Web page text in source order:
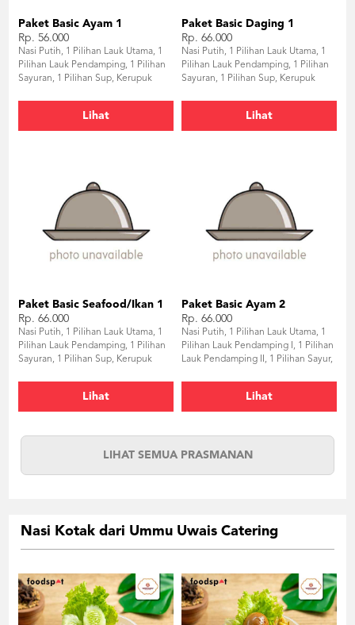
Paket Basic Ayam 1
Rp. 56.000
Nasi Putih, 1 Pilihan Lauk Utama, 1
Pilihan Lauk Pendamping, 1 Pilihan
Sayuran, 1 Pilihan Sup, Kerupuk
Lihat
Paket Basic Daging 1
Rp. 66.000
Nasi Putih, 1 Pilihan Lauk Utama, 1
Pilihan Lauk Pendamping, 1 Pilihan
Sayuran, 1 Pilihan Sup, Kerupuk
Lihat
Paket Basic Seafood/Ikan 1
Rp. 66.000
Nasi Putih, 1 Pilihan Lauk Utama, 1
Pilihan Lauk Pendamping, 1 Pilihan
Sayuran, 1 Pilihan Sup, Kerupuk
Lihat
Paket Basic Ayam 2
Rp. 66.000
Nasi Putih, 1 Pilihan Lauk Utama, 1
Pilihan Lauk Pendamping I, 1 Pilihan
Lauk Pendamping II, 1 Pilihan Sayur,
Lihat
LIHAT SEMUA PRASMANAN
Nasi Kotak dari Ummu Uwais Catering